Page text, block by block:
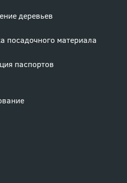
деревьев
посадочного материала
паспортов